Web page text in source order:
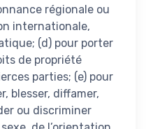
régionale ou
internationale,
(d) pour porter
de propriété
parties; (e) pour
blesser, diffamer,
ou discriminer